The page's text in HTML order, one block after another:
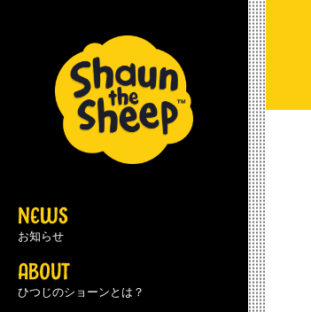
NEWS
お知らせ
ABOUT
ひつじのショーンとは？